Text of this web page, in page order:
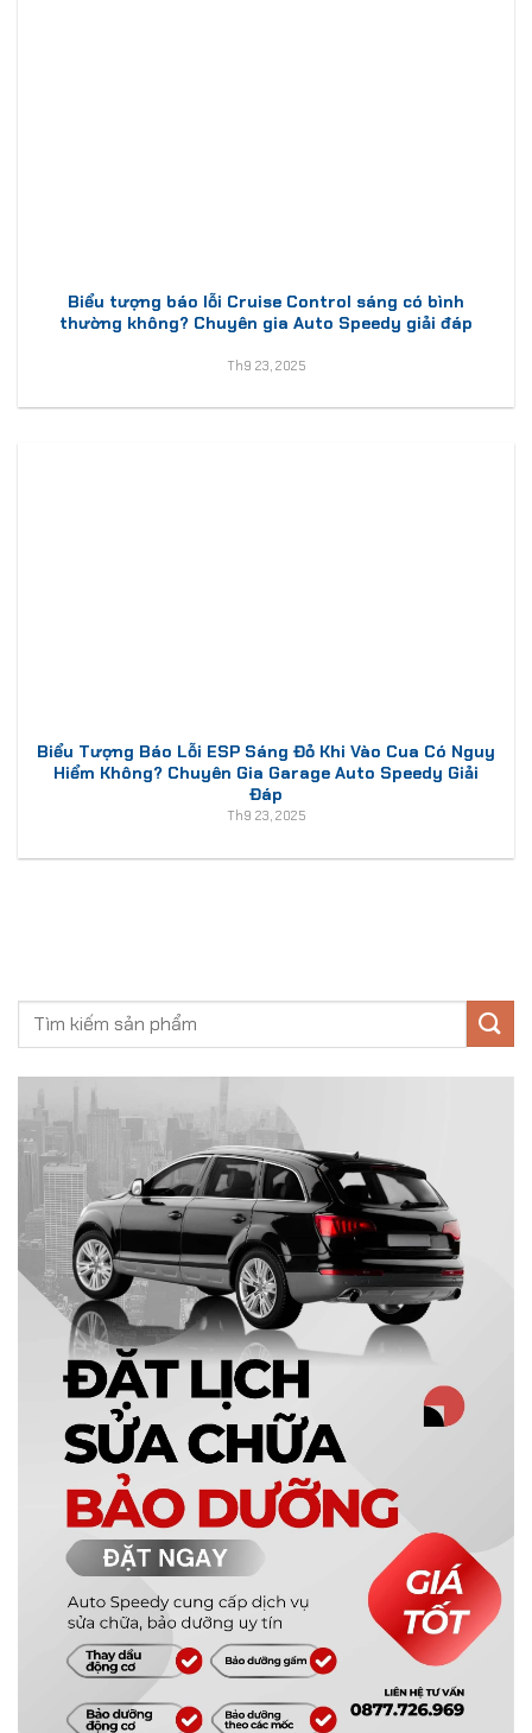
Biểu tượng báo lỗi Cruise Control sáng có bình
thường không? Chuyên gia Auto Speedy giải đáp
Th9 23, 2025
Biểu Tượng Báo Lỗi ESP Sáng Đỏ Khi Vào Cua Có Nguy
Hiểm Không? Chuyên Gia Garage Auto Speedy Giải
Đáp
Th9 23, 2025